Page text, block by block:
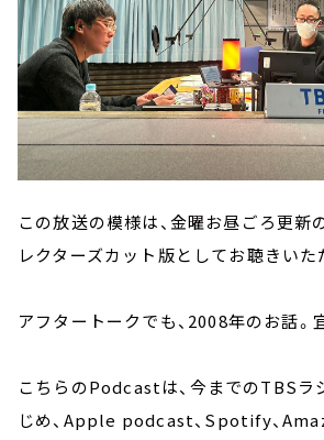
この放送の模様は、金曜お昼ごろ更新
レクターズカット版としてお聴きいた
アフタートークでも、2008年のお話。
こちらのPodcastは、今までのTBSラ
じめ、Apple podcast、Spotify、